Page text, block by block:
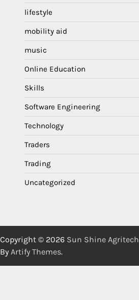
lifestyle
mobility aid
music
Online Education
Skills
Software Engineering
Technology
Traders
Trading
Uncategorized
Copyright © 2026 Sun Shine Agritech
By Artify Themes.